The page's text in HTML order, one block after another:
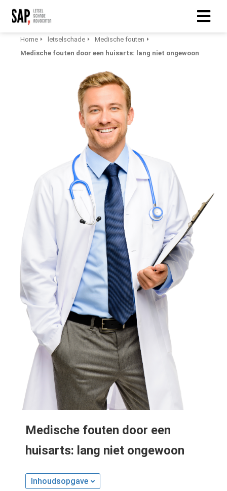
Home letselschade
Medische fouten
Medische fouten door een huisarts: lang niet ongewoon
Medische fouten door een
huisarts: lang niet ongewoon
Inhoudsopgave